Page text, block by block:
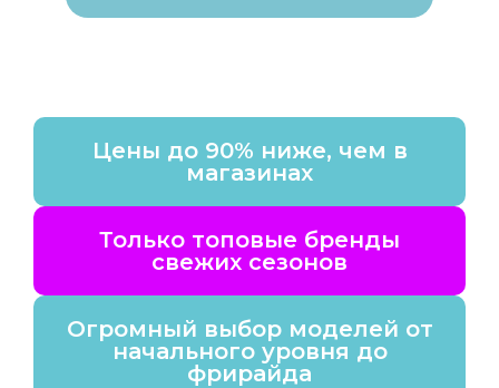
Цены до 90% ниже, чем в
магазинах
Только топовые бренды
свежих сезонов
Огромный выбор моделей от
начального уровня до
фрирайда